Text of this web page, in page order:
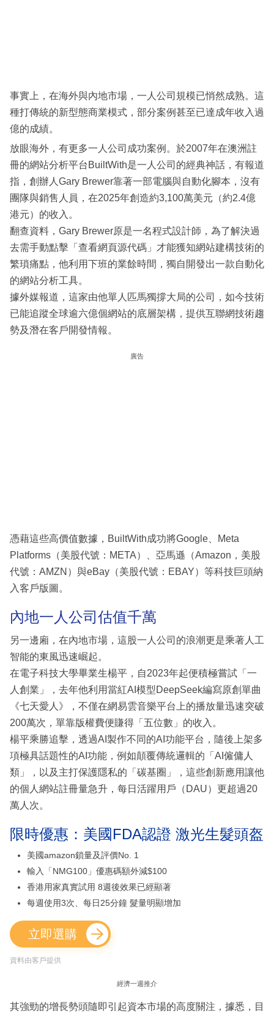
區
事實上，在海外與內地市場，一人公司規模已悄然成熟。這
種打傳統的新型態商業模式，部分案例甚至已達成年收入過
億的成績。
放眼海外，有更多一人公司成功案例。於2007年在澳洲註
冊的網站分析平台BuiltWith是一人公司的經典神話，有報道
指，創辦人Gary Brewer靠著一部電腦與自動化腳本，沒有
團隊與銷售人員，在2025年創造約3,100萬美元（約2.4億
港元）的收入。
翻查資料，Gary Brewer原是一名程式設計師，為了解決過
去需手動點擊「查看網頁源代碼」才能獲知網站建構技術的
繁瑣痛點，他利用下班的業餘時間，獨自開發出一款自動化
的網站分析工具。
據外媒報道，這家由他單人匹馬獨撐大局的公司，如今技術
已能追蹤全球逾六億個網站的底層架構，提供互聯網技術趨
勢及潛在客戶開發情報。
廣告
憑藉這些高價值數據，BuiltWith成功將Google、Meta
Platforms（美股代號：META）、亞馬遜（Amazon，美股
代號：AMZN）與eBay（美股代號：EBAY）等科技巨頭納
入客戶版圖。
內地一人公司估值千萬
另一邊廂，在內地市場，這股一人公司的浪潮更是乘著人工
智能的東風迅速崛起。
在電子科技大學畢業生楊平，自2023年起便積極嘗試「一
人創業」，去年他利用當紅AI模型DeepSeek編寫原創單曲
《七天愛人》，不僅在網易雲音樂平台上的播放量迅速突破
200萬次，單靠版權費便賺得「五位數」的收入。
楊平乘勝追擊，透過AI製作不同的AI功能平台，隨後上架多
項極具話題性的AI功能，例如顛覆傳統邏輯的「AI僱傭人
類」，以及主打保護隱私的「碳基圈」，這些創新應用讓他
的個人網站註冊量急升，每日活躍用戶（DAU）更超過20
萬人次。
限時優惠：美國FDA認證 激光生髮頭盔
美國amazon鎖量及評價No. 1
輸入「NMG100」優惠碼額外減$100
香港用家真實試用 8週後效果已經顯著
每週使用3次、每日25分鐘 髮量明顯增加
立即選購
資料由客戶提供
經濟一週推介
其強勁的增長勢頭隨即引起資本市場的高度關注，據悉，目